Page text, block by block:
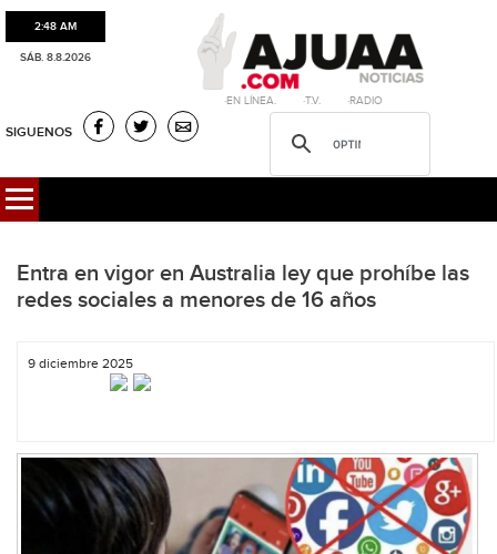
2:48 AM
SÁB. 8.8.2026
·EN LÍNEA. ·T.V. ·RADIO
SIGUENOS
Entra en vigor en Australia ley que prohíbe las
redes sociales a menores de 16 años
9 diciembre 2025